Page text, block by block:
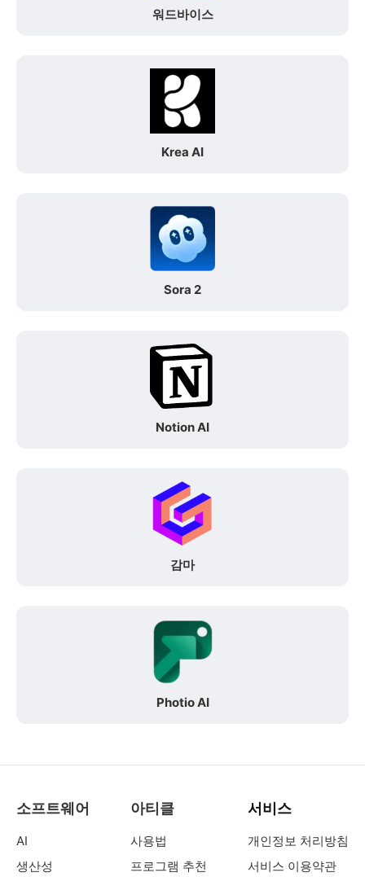
워드바이스
Krea AI
Sora 2
Notion AI
감마
Photio AI
소프트웨어
AI
생산성
아티클
사용법
프로그램 추천
서비스
개인정보 처리방침
서비스 이용약관